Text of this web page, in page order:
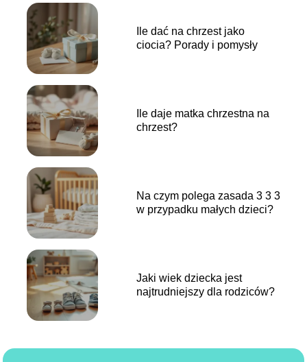
Ile dać na chrzest jako
ciocia? Porady i pomysły
Ile daje matka chrzestna na
chrzest?
Na czym polega zasada 3 3 3
w przypadku małych dzieci?
Jaki wiek dziecka jest
najtrudniejszy dla rodziców?